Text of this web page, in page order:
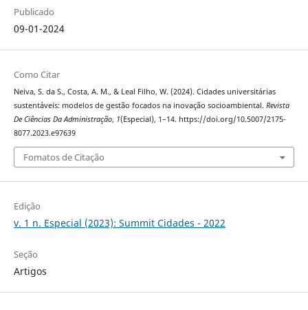
Publicado
09-01-2024
Como Citar
Neiva, S. da S., Costa, A. M., & Leal Filho, W. (2024). Cidades universitárias
sustentáveis: modelos de gestão focados na inovação socioambiental. Revista
De Ciências Da Administração, 1(Especial), 1–14. https://doi.org/10.5007/2175-
8077.2023.e97639
Fomatos de Citação
Edição
v. 1 n. Especial (2023): Summit Cidades - 2022
Seção
Artigos